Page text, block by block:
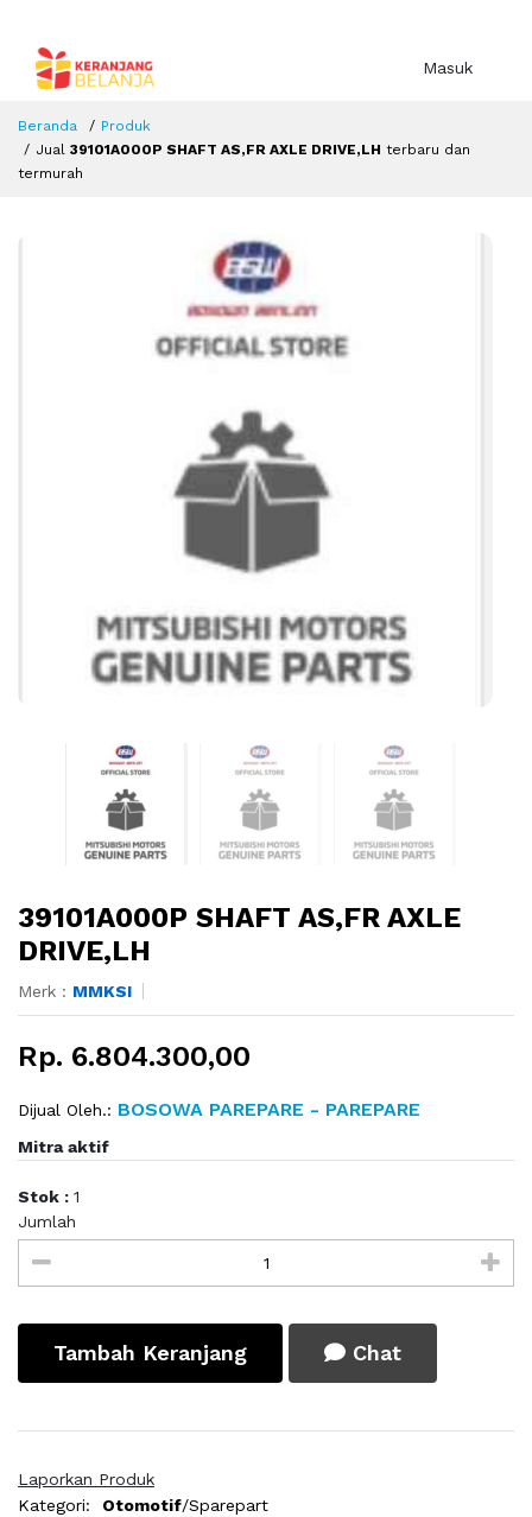
Masuk
Beranda
Produk
Jual 39101A000P SHAFT AS,FR AXLE DRIVE,LH terbaru dan
termurah
39101A000P SHAFT AS,FR AXLE
DRIVE,LH
Merk : MMKSI
Rp. 6.804.300,00
Dijual Oleh.: BOSOWA PAREPARE - PAREPARE
Mitra aktif
Stok : 1
Jumlah
Tambah Keranjang Chat
Laporkan Produk
Kategori:
Otomotif/Sparepart